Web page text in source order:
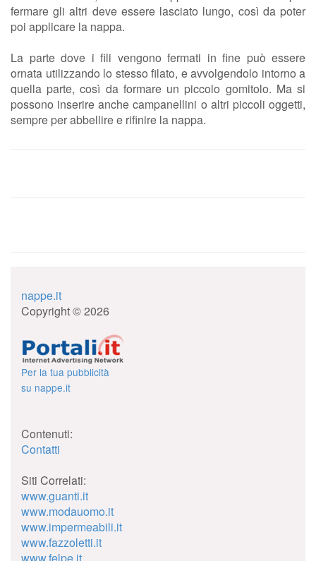
fermare gli altri deve essere lasciato lungo, così da poter
poi applicare la nappa.
La parte dove i fili vengono fermati in fine può essere
ornata utilizzando lo stesso filato, e avvolgendolo intorno a
quella parte, così da formare un piccolo gomitolo. Ma si
possono inserire anche campanellini o altri piccoli oggetti,
sempre per abbellire e rifinire la nappa.
nappe.it
Copyright © 2026
Per la tua pubblicità
su nappe.it
Contenuti:
Contatti
Siti Correlati:
www.guanti.it
www.modauomo.it
www.impermeabili.it
www.fazzoletti.it